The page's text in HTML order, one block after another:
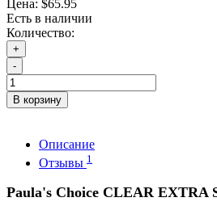
Цена: $65.95
Есть в наличии
Количество:
+
-
В корзину
Описание
Отзывы 1
Paula's Choice CLEAR EXTRA